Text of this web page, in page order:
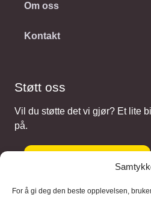
For å gi deg den beste opplevelsen,
Om oss
Kontakt
Støtt oss
Vil du støtte det vi gjør? Et lite
på.
Gi et bidrag